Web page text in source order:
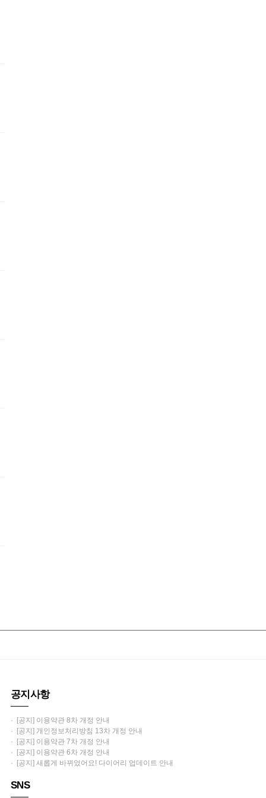
공지사항
· [공지] 이용약관 8차 개정 안내
· [공지] 개인정보처리방침 13차 개정 안내
· [공지] 이용약관 7차 개정 안내
· [공지] 이용약관 6차 개정 안내
· [공지] 새롭게 바뀌었어요! 다이어리 업데이트 안내
SNS